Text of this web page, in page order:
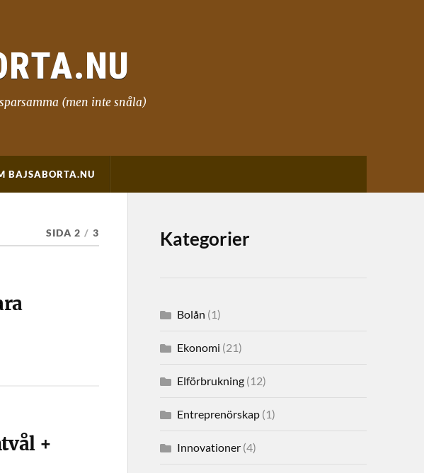
(men inte snåla)
BAJSABORTA.NU
SIDA 2 / 3
+
Kategorier
Bolån (1)
Ekonomi (21)
Elförbrukning(12)
Entreprenörskap(1)
Innovationer(4)